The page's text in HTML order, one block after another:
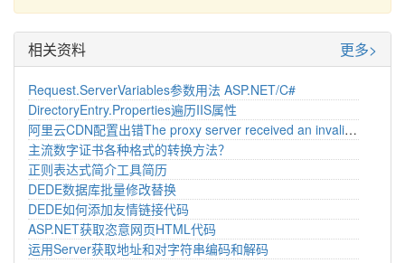
相关资料 更多>
Request.ServerVariables参数用法 ASP.NET/C#
DirectoryEntry.Properties遍历IIS属性
阿里云CDN配置出错The proxy server received an invalid response from an upstream server处理方法
主流数字证书各种格式的转换方法？
正则表达式简介工具简历
DEDE数据库批量修改替换
DEDE如何添加友情链接代码
ASP.NET获取恣意网页HTML代码
运用Server获取地址和对字符串编码和解码